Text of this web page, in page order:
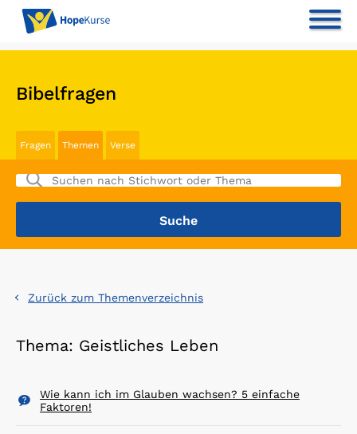
Bibelfragen
Fragen Themen Verse
Zurück zum Themenverzeichnis
Thema: Geistliches Leben
Wie kann ich im Glauben wachsen? 5 einfache
Faktoren!